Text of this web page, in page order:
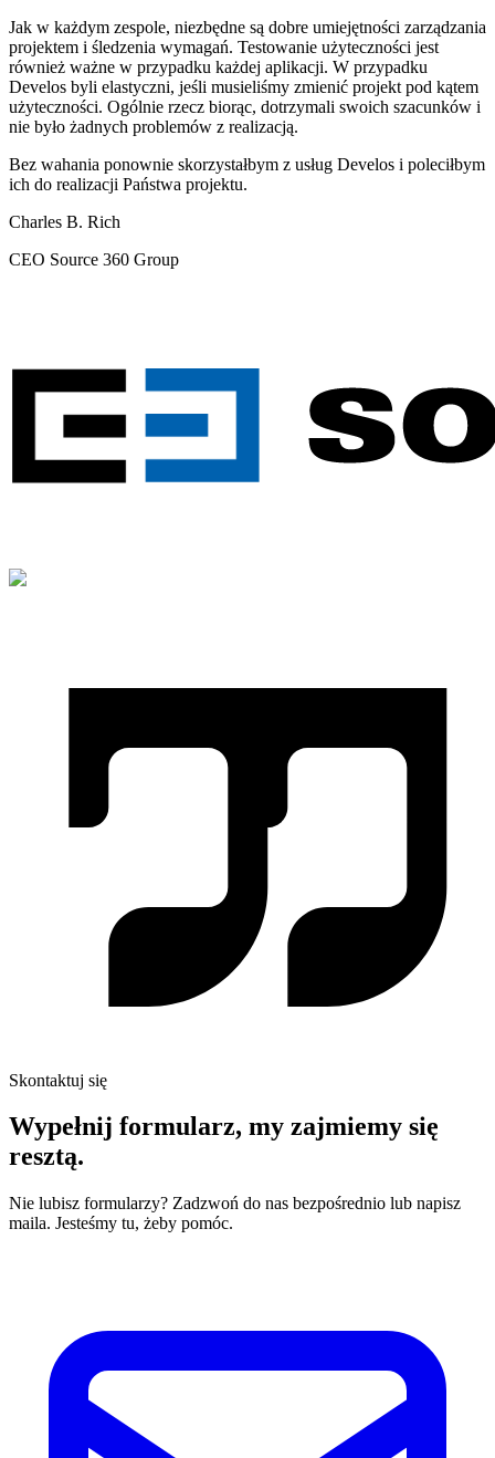
Jak w każdym zespole, niezbędne są dobre umiejętności zarządzania
projektem i śledzenia wymagań. Testowanie użyteczności jest
również ważne w przypadku każdej aplikacji. W przypadku
Develos byli elastyczni, jeśli musieliśmy zmienić projekt pod kątem
użyteczności. Ogólnie rzecz biorąc, dotrzymali swoich szacunków i
nie było żadnych problemów z realizacją.
Bez wahania ponownie skorzystałbym z usług Develos i poleciłbym
ich do realizacji Państwa projektu.
Charles B. Rich
CEO Source 360 Group
Skontaktuj się
Wypełnij formularz, my zajmiemy się
resztą.
Nie lubisz formularzy? Zadzwoń do nas bezpośrednio lub napisz
maila. Jesteśmy tu, żeby pomóc.